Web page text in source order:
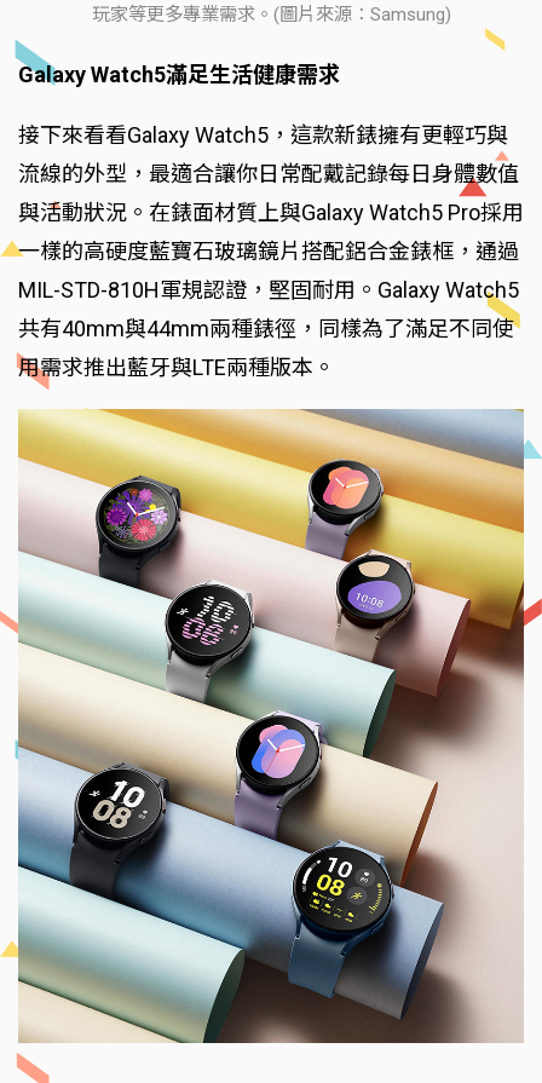
玩家等更多專業需求。(圖片來源：Samsung)
Galaxy Watch5滿足生活健康需求
接下來看看Galaxy Watch5，這款新錶擁有更輕巧與
流線的外型，最適合讓你日常配戴記錄每日身體數值
與活動狀況。在錶面材質上與Galaxy Watch5 Pro採用
一樣的高硬度藍寶石玻璃鏡片搭配鋁合金錶框，通過
MIL-STD-810H軍規認證，堅固耐用。Galaxy Watch5
共有40mm與44mm兩種錶徑，同樣為了滿足不同使
用需求推出藍牙與LTE兩種版本。